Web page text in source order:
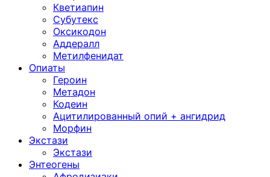
Кветиапин
Субутекс
Оксикодон
Аддералл
Метилфенидат
Опиаты
Героин
Метадон
Кодеин
Ацитилированный опий + ангидрид
Морфин
Экстази
Экстази
Энтеогены